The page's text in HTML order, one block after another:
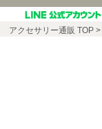
アクセサリー通販 TOP